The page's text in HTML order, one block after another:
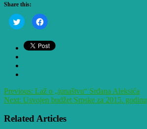
Share this:
Click
to
share
Twitter
(Opens
Click
to
Facebook
(Opens
Previous: Laž o „junaštvu“ Srđana Aleksića
Next: Usvojen budžet Srpske za 2015. godinu
Related Articles